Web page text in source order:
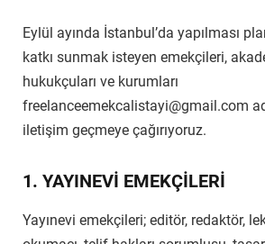
Eylül ayında İstanbul’da yapılması
katkı sunmak isteyen emekçileri,
hukukçuları ve kurumları
freelanceemekcalistayi@gmail.com
iletişim geçmeye çağırıyoruz.
1. YAYINEVİ EMEKÇİLERİ
Yayınevi emekçileri; editör, redaktör,